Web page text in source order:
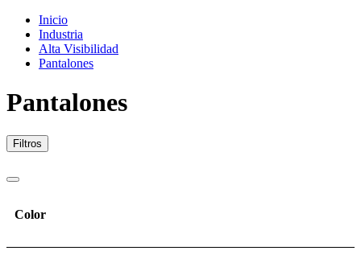
Inicio
Industria
Alta Visibilidad
Pantalones
Pantalones
Filtros
Color